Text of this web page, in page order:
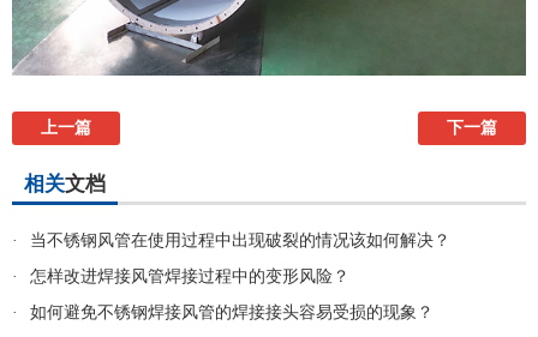
上一篇 下一篇
相关文档
·
当不锈钢风管在使用过程中出现破裂的情况该如何解决？
·
怎样改进焊接风管焊接过程中的变形风险？
·
如何避免不锈钢焊接风管的焊接接头容易受损的现象？